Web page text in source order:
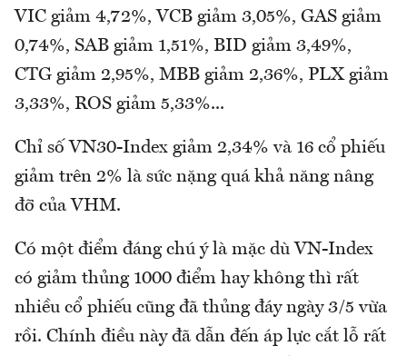
VIC giảm 4,72%, VCB giảm 3,05%, GAS giảm
0,74%, SAB giảm 1,51%, BID giảm 3,49%,
CTG giảm 2,95%, MBB giảm 2,36%, PLX giảm
3,33%, ROS giảm 5,33%...
Chỉ số VN30-Index giảm 2,34% và 16 cổ phiếu
giảm trên 2% là sức nặng quá khả năng nâng
đỡ của VHM.
Có một điểm đáng chú ý là mặc dù VN-Index
có giảm thủng 1000 điểm hay không thì rất
nhiều cổ phiếu cũng đã thủng đáy ngày 3/5 vừa
rồi. Chính điều này đã dẫn đến áp lực cắt lỗ rất